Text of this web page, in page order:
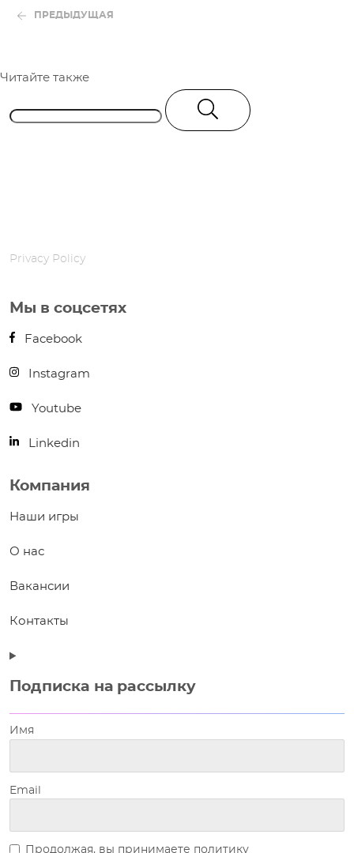
ПРЕДЫДУЩАЯ
Читайте также
Privacy Policy
Мы в соцсетях
Facebook
Instagram
Youtube
Linkedin
Компания
Наши игры
О нас
Вакансии
Контакты
Подписка на рассылку
Имя
Email
Продолжая, вы принимаете политику